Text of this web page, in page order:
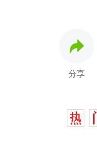
分享
热